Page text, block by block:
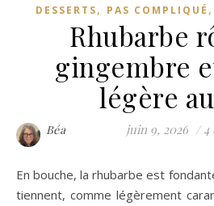
DESSERTS, PAS COMPLIQUÉ ,
Rhubarbe
gingembre
légère
Béa juin 9, 2026 / 4
En bouche, la rhubarbe est fondante, mais les morceaux se
tiennent, comme légèrement